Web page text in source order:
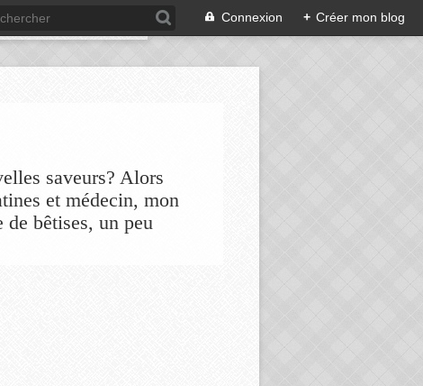
Connexion + Créer mon blog
saveurs? Alors
et médecin, mon
de bêtises, un peu